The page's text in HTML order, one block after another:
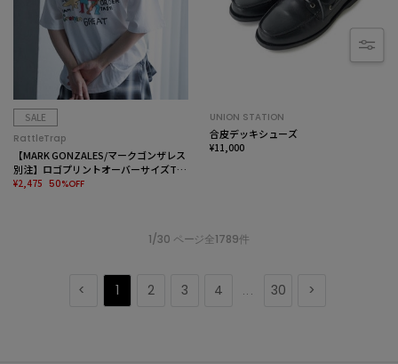
SALE
RattleTrap
【MARK GONZALES/マークゴンザレス
別注】ロゴプリントオーバーサイズTシ
ャツ
¥2,475 50%OFF
UNION STATION
合皮デッキシューズ
¥11,000
1/30 ページ全1789件
1 2 3 4 ... 30